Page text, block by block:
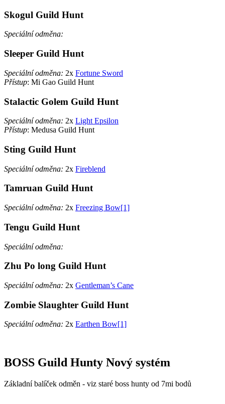
Skogul Guild Hunt
Speciální odměna:
Sleeper Guild Hunt
Speciální odměna: 2x Fortune Sword
Přístup: Mi Gao Guild Hunt
Stalactic Golem Guild Hunt
Speciální odměna: 2x Light Epsilon
Přístup: Medusa Guild Hunt
Sting Guild Hunt
Speciální odměna: 2x Fireblend
Tamruan Guild Hunt
Speciální odměna: 2x Freezing Bow[1]
Tengu Guild Hunt
Speciální odměna:
Zhu Po long Guild Hunt
Speciální odměna: 2x Gentleman’s Cane
Zombie Slaughter Guild Hunt
Speciální odměna: 2x Earthen Bow[1]
BOSS Guild Hunty Nový systém
Základní balíček odměn - viz staré boss hunty od 7mi bodů